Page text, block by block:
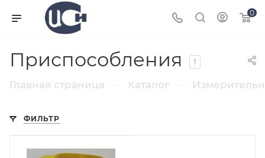
0
Приспособления 1
Главная страница Каталог
ФИЛЬТР